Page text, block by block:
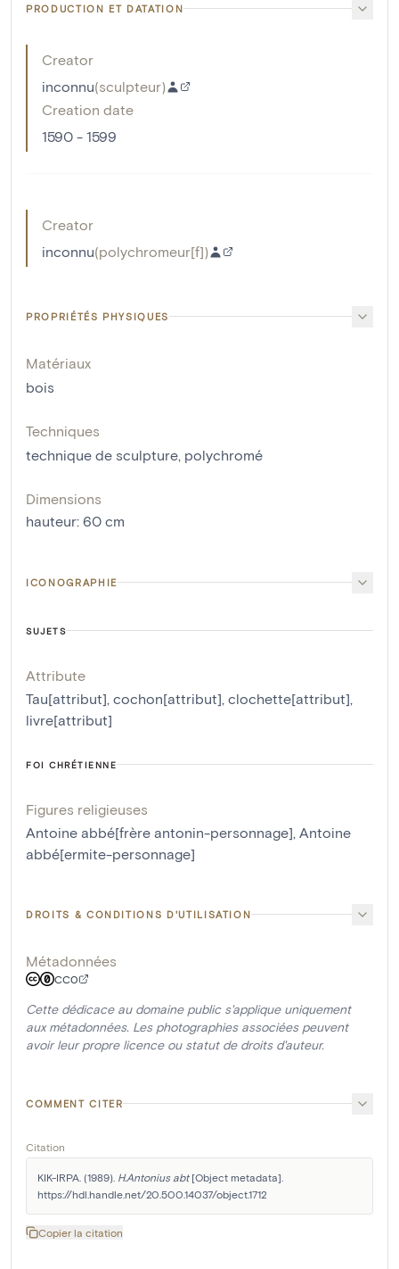
PRODUCTION ET DATATION
Creator
inconnu(sculpteur)
Creation date
1590 - 1599
Creator
inconnu(polychromeur[f])
PROPRIÉTÉS PHYSIQUES
Matériaux
bois
Techniques
technique de sculpture polychromé
Dimensions
hauteur: 60 cm
ICONOGRAPHIE
SUJETS
Attribute
Tau[attribut] cochon[attribut] clochette[attribut]
livre[attribut]
FOI CHRÉTIENNE
Figures religieuses
Antoine abbé[frère antonin-personnage] Antoine
abbé[ermite-personnage]
DROITS & CONDITIONS D'UTILISATION
Métadonnées
CC0
Cette dédicace au domaine public s'applique uniquement
aux métadonnées. Les photographies associées peuvent
avoir leur propre licence ou statut de droits d'auteur.
COMMENT CITER
Citation
KIK-IRPA. (1989). H.Antonius abt [Object metadata].
https://hdl.handle.net/20.500.14037/object.1712
Copier la citation